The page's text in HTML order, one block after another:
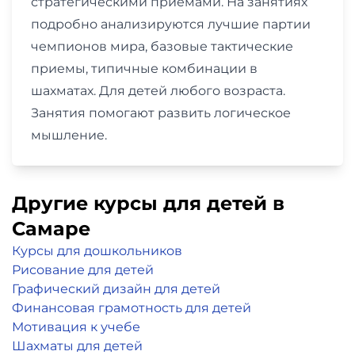
подробно анализируются лучшие партии
чемпионов мира, базовые тактические
приемы, типичные комбинации в
шахматах. Для детей любого возраста.
Занятия помогают развить логическое
мышление.
Другие курсы для детей в
Самаре
Курсы для дошкольников
Рисование для детей
Графический дизайн для детей
Финансовая грамотность для детей
Мотивация к учебе
Шахматы для детей